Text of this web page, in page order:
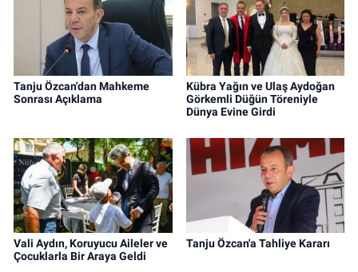
Tanju Özcan'dan Mahkeme
Sonrası Açıklama
Kübra Yağın ve Ulaş Aydoğan
Görkemli Düğün Töreniyle
Dünya Evine Girdi
Vali Aydın, Koruyucu Aileler ve
Çocuklarla Bir Araya Geldi
Tanju Özcan'a Tahliye Kararı